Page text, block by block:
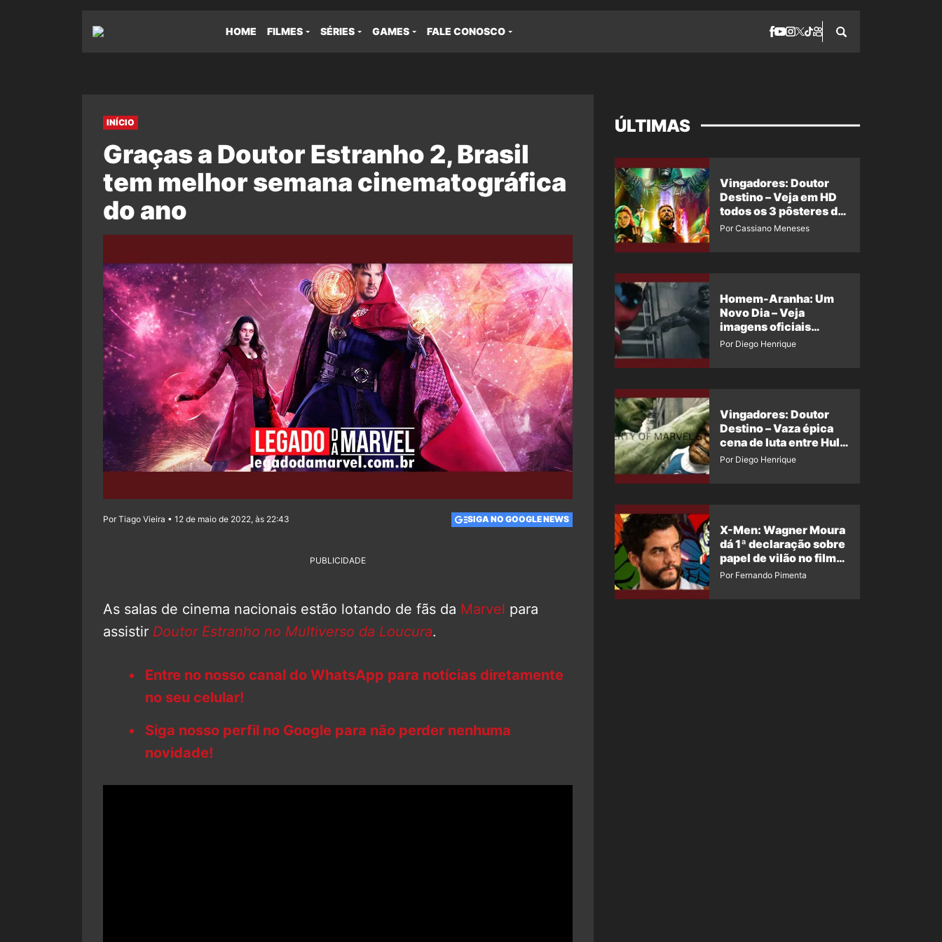
HOME FILMES SÉRIES GAMES FALE CONOSCO
INÍCIO
Graças a Doutor Estranho 2, Brasil
tem melhor semana cinematográfica
do ano
Por Tiago Vieira • 12 de maio de 2022, às 22:43 SIGA NO GOOGLE NEWS
PUBLICIDADE
As salas de cinema nacionais estão lotando de fãs da Marvel para
assistir Doutor Estranho no Multiverso da Loucura.
Entre no nosso canal do WhatsApp para notícias diretamente
no seu celular!
Siga nosso perfil no Google para não perder nenhuma
novidade!
ÚLTIMAS
Vingadores: Doutor
Destino – Veja em HD
todos os 3 pôsteres de
‘Doomsday’ + 1 imagem
Por Cassiano Meneses
Homem-Aranha: Um
Novo Dia – Veja
imagens oficiais
descartadas do Hulk
Por Diego Henrique
Vingadores: Doutor
Destino – Vaza épica
cena de luta entre Hulk
e o Coisa
Por Diego Henrique
X-Men: Wagner Moura
dá 1ª declaração sobre
papel de vilão no filme
da Marvel
Por Fernando Pimenta